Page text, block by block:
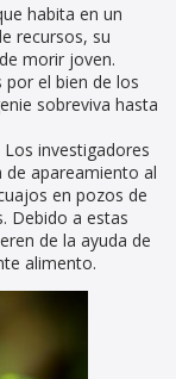
habita en un
recursos, su
morir joven.
por el bien de los
sobreviva hasta
investigadores
apareamiento al
en pozos de
Debido a estas
de la ayuda de
alimento.